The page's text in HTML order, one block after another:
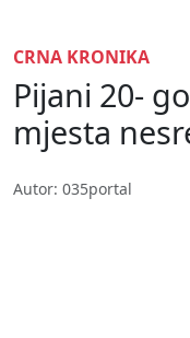
CRNA KRONIKA
Pijani 20-
mjesta
Autor: 035portal